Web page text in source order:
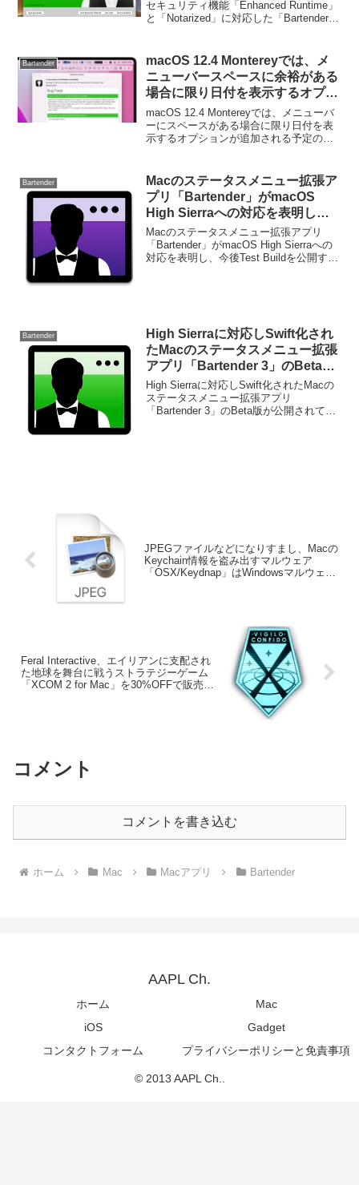
「Bartender v3.0.47」がリリー
ス。
セキュリティ機能「Enhanced Runtime」
と「Notarized」に対応した「Bartender
Bartender
macOS 12.4 Montereyでは、メ
ニューバースペースに余裕がある
場合に限り日付を表示するオプシ
ョンが追加。
macOS 12.4 Montereyでは、メニューバ
ーにスペースがある場合に限り日付を表
示するオプションが追加される予定のよ
Bartender
Macのステータスメニュー拡張ア
プリ「Bartender」がmacOS
High Sierraへの対応を表明し、
今後Test Buildを公開予定。
Macのステータスメニュー拡張アプリ
「Bartender」がmacOS High Sierraへの
対応を表明し、今後Test Buildを公開する
Bartender
High Sierraに対応しSwift化され
たMacのステータスメニュー拡張
アプリ「Bartender 3」のBeta版
が公開。
High Sierraに対応しSwift化されたMacの
ステータスメニュー拡張アプリ
「Bartender 3」のBeta版が公開されてい
JPEGファイルなどになりすまし、Macの
Keychain情報を盗み出すマルウェア
「OSX/Keydnap」はWindowsマルウェア
Feral Interactive、エイリアンに支配され
た地球を舞台に戦うストラテジーゲーム
「XCOM 2 for Mac」を30%OFFで販売
コメント
コメントを書き込む
ホーム Mac Macアプリ Bartender
AAPL Ch.
ホーム
Mac
iOS
Gadget
コンタクトフォーム
プライバシーポリシーと免責事項
© 2013 AAPL Ch..